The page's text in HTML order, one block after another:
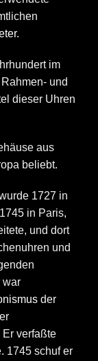
.
im
und
dieser Uhren
aus
beliebt.
1727 in
in Paris,
und dort
und
war
der
verfaßte
1745 schuf er